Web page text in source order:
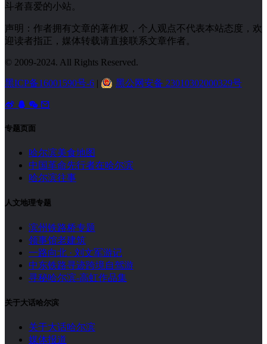
斗者喜爱的小站。
声明：作者拥有文章的著作权，个人观点不代表本站态度，欢
迎读者指正，媒体转载请直接联系文章作者。
© 2009-2024. All Rights Reserved.
黑ICP备16001590号-6 | 黑公网安备 23010302000329号
专题页面
哈尔滨美食地图
中国革命先行者在哈尔滨
哈尔滨往事
人文地理专题
滨州铁路桥专题
领事馆老建筑
一路向北 · 刘文军游记
中东铁路寻迹跨境自驾游
寻秘哈尔滨-高虹作品集
关于大话哈尔滨
关于大话哈尔滨
媒体报道